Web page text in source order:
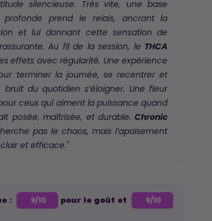
silencieuse. Très vite, une base
profonde prend le relais, ancrant la
et lui donnant cette sensation de
Au fil de la session, le THCA
effets avec régularité. Une expérience
terminer la journée, se recentrer et
bruit du quotidien s’éloigner. Une fleur
ceux qui aiment la puissance quand
posée, maîtrisée, et durable.Chronic
pas le chaos, mais l’apaisement
et efficace."
: 9/10 pour le goût et 9/10